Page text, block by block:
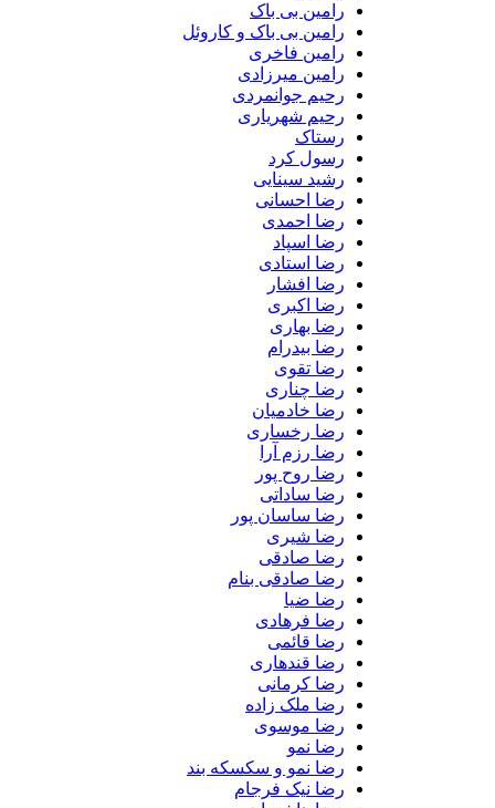
رامین بی باک
رامین بی باک و کاروئل
رامین فاخری
رامین میرزادی
رحیم جوانمردی
رحیم شهریاری
رستاک
رسول کرد
رشید سینایی
رضا احسانی
رضا احمدی
رضا اسپاد
رضا استادی
رضا افشار
رضا اکبری
رضا بهاری
رضا بیدرام
رضا تقوی
رضا چناری
رضا خادمیان
رضا رخساری
رضا رزم آرا
رضا روح پور
رضا ساداتی
رضا ساسان پور
رضا شیری
رضا صادقی
رضا صادقی بنام
رضا ضیا
رضا فرهادی
رضا قائمی
رضا قندهاری
رضا کرمانی
رضا ملک زاده
رضا موسوی
رضا نمو
رضا نمو و سکسکه بند
رضا نیک فرجام